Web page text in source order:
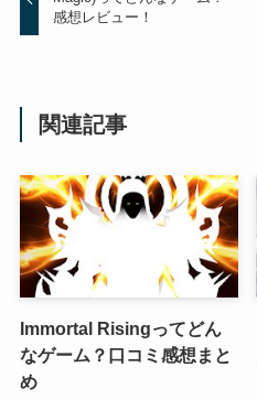
感想レビュー！
関連記事
Immortal Risingってどん
なゲーム？口コミ感想まと
め